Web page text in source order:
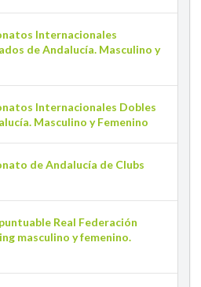
Internacionales
de Andalucía. Masculino y
Internacionales Dobles
Masculino y Femenino
de Andalucía de Clubs
Real Federación
masculino y femenino.